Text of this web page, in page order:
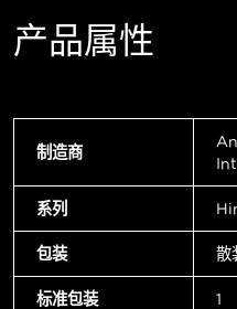
产品属性
制造商
系列
包装 散
标准包装 1